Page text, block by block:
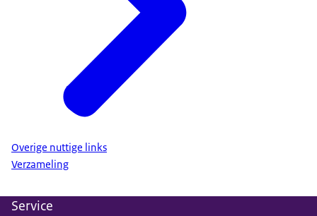
Overige nuttige links
Verzameling
Service